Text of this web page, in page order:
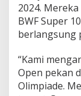
2024.
BWF Super
berlangsung
“Kami
Open pekan
Olimpiade.